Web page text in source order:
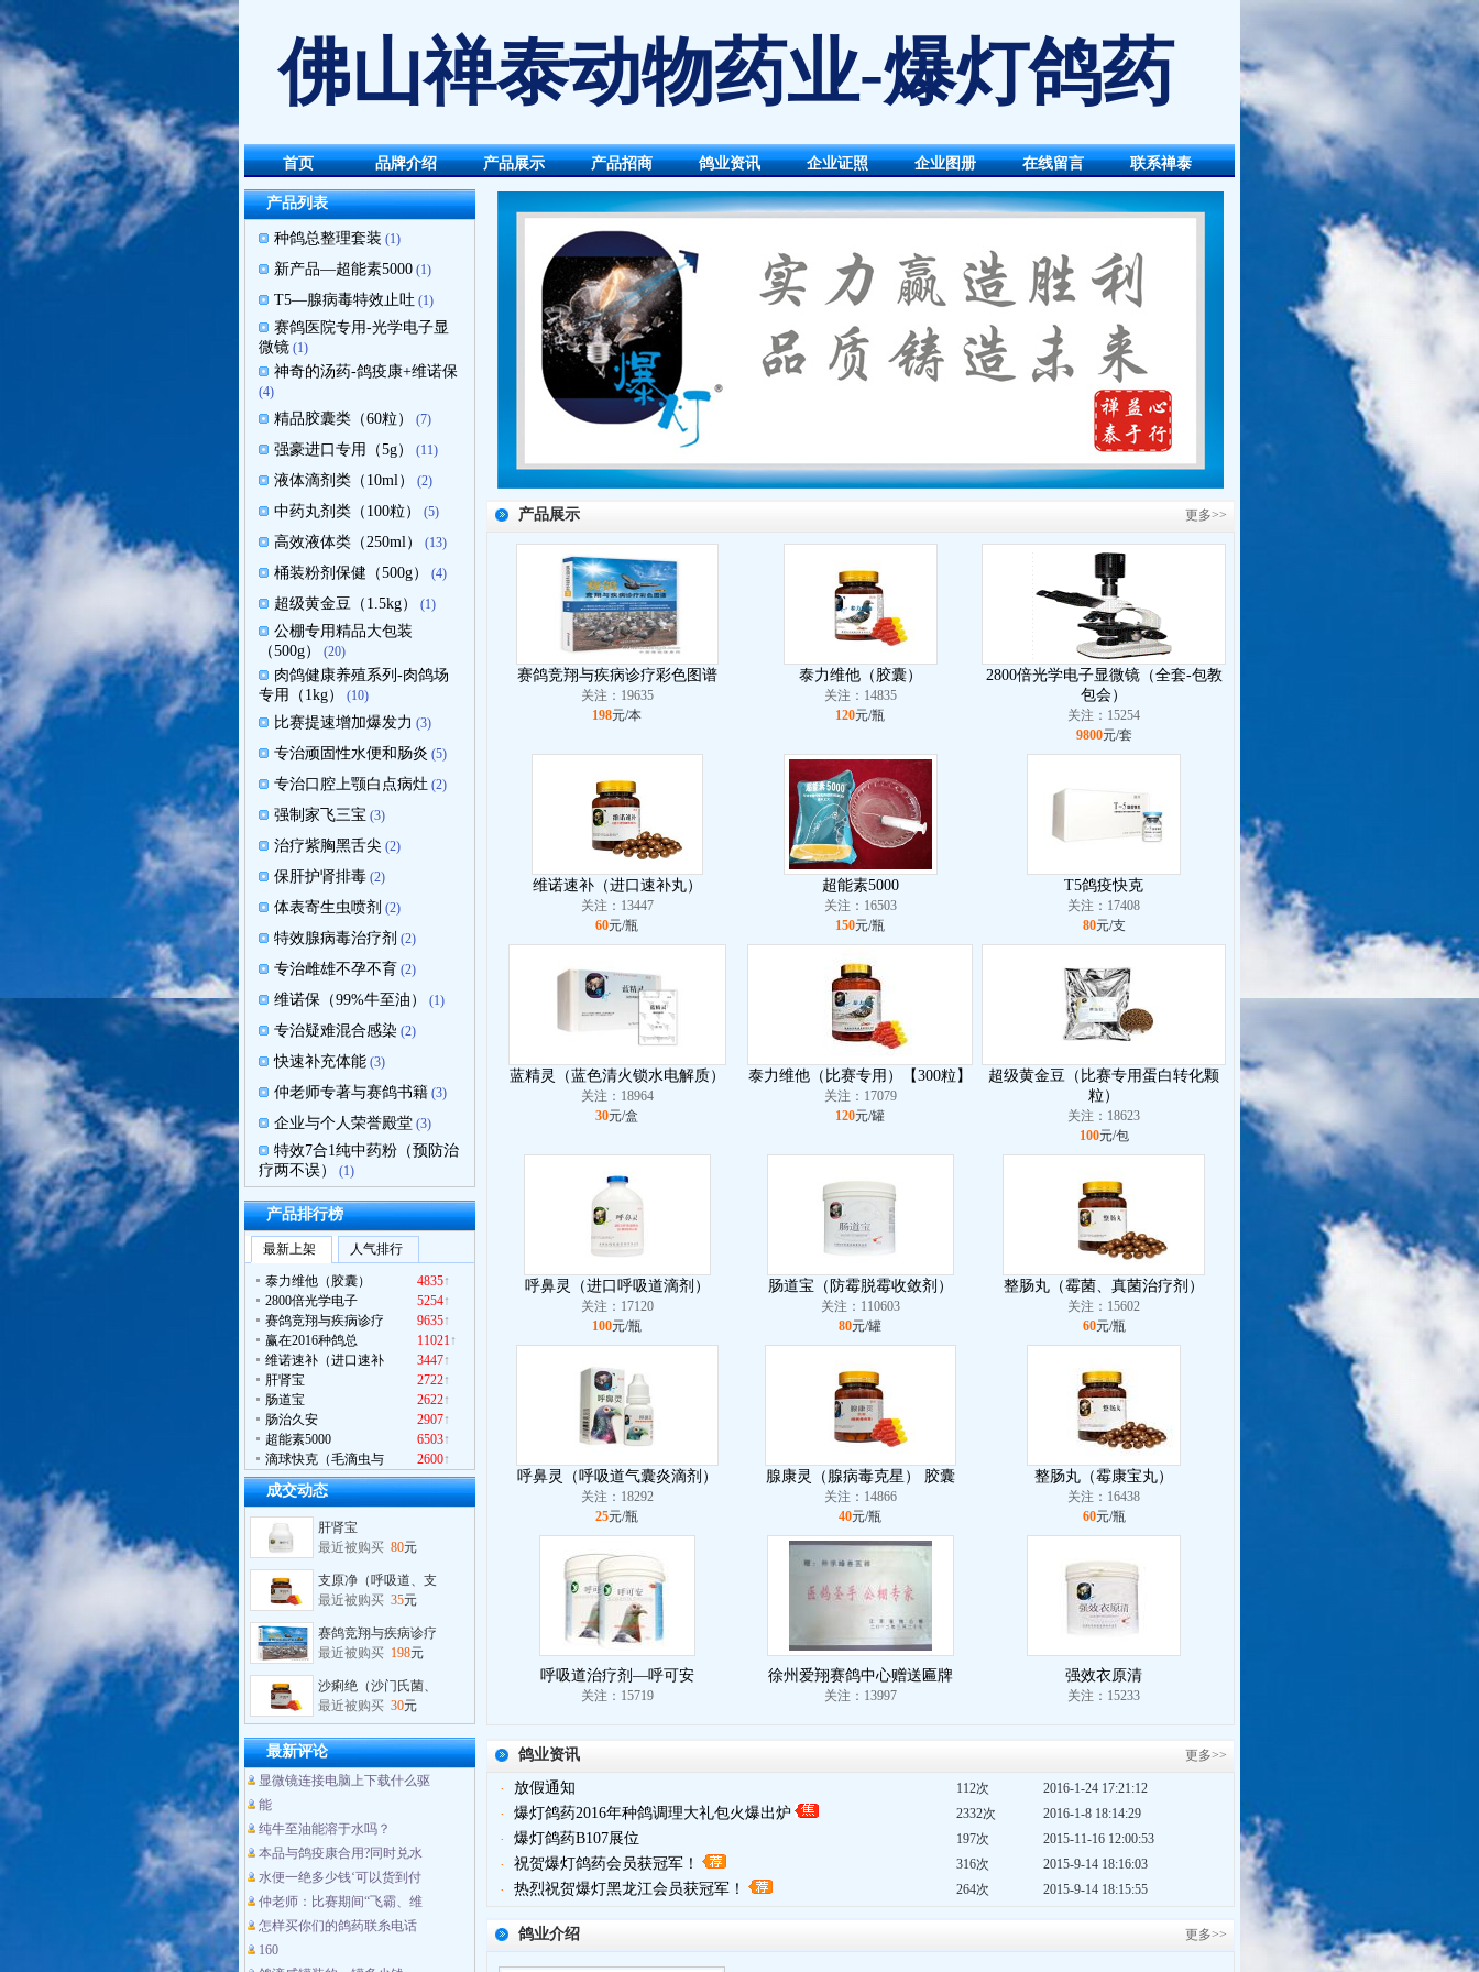
佛山禅泰动物药业-爆灯鸽药
首页 品牌介绍 产品展示 产品招商 鸽业资讯 企业证照 企业图册 在线留言 联系禅泰
产品列表
种鸽总整理套装 (1)
新产品—超能素5000 (1)
T5—腺病毒特效止吐 (1)
赛鸽医院专用-光学电子显
微镜 (1)
神奇的汤药-鸽疫康+维诺保
(4)
精品胶囊类（60粒） (7)
强豪进口专用（5g） (11)
液体滴剂类（10ml） (2)
中药丸剂类（100粒） (5)
高效液体类（250ml） (13)
桶装粉剂保健（500g） (4)
超级黄金豆（1.5kg） (1)
公棚专用精品大包装
（500g）
(20)
肉鸽健康养殖系列-肉鸽场
专用（1kg）
(10)
比赛提速增加爆发力 (3)
专治顽固性水便和肠炎 (5)
专治口腔上颚白点病灶 (2)
强制家飞三宝 (3)
治疗紫胸黑舌尖 (2)
保肝护肾排毒 (2)
体表寄生虫喷剂 (2)
特效腺病毒治疗剂 (2)
专治雌雄不孕不育 (2)
维诺保（99%牛至油） (1)
专治疑难混合感染 (2)
快速补充体能 (3)
仲老师专著与赛鸽书籍 (3)
企业与个人荣誉殿堂 (3)
特效7合1纯中药粉（预防治
疗两不误）
(1)
产品排行榜
最新上架 人气排行
泰力维他（胶囊） 4835↑
2800倍光学电子
5254↑
赛鸽竞翔与疾病诊疗
9635↑
赢在2016种鸽总
11021↑
维诺速补（进口速补
3447↑
肝肾宝
2722↑
肠道宝
2622↑
肠治久安
2907↑
超能素5000
6503↑
滴球快克（毛滴虫与
2600↑
成交动态
维诺保（纯牛至油产
最近被购买
元
肝肾宝
最近被购买 80元
支原净（呼吸道、支
赛鸽竞翔与疾病诊疗
沙痢绝（沙门氏菌、
超级黄金豆（比赛专
蓝精灵（蓝色清火锁
最近被购买 30元
最近被购买
维诺保
最近被购买 180元
维诺保（纯牛至油产
最近被购买 180元
最新评论
显微镜连接电脑上下载什么驱
能
纯牛至油能溶于水吗？
本品与鸽疫康合用?同时兑水
水便一绝多少钱‘可以货到付
仲老师：比赛期间“飞霸、维
怎样买你们的鸽药联糸电话
160
产品展示 更多>>
赛鸽竞翔与疾病诊疗彩色图谱
关注：19635
198元/本
泰力维他（胶囊）
关注：14835
120元/瓶
2800倍光学电子显微镜（全套-包教
包会）
关注：15254
9800元/套
维诺速补（进口速补丸）
关注：13447
60元/瓶
超能素5000
关注：16503
150元/瓶
T5鸽疫快克
关注：17408
80元/支
蓝精灵（蓝色清火锁水电解质）
关注：18964
30元/盒
泰力维他（比赛专用）【300粒】
关注：17079
120元/罐
超级黄金豆（比赛专用蛋白转化颗
粒）
关注：18623
100元/包
呼鼻灵（进口呼吸道滴剂）
关注：17120
100元/瓶
肠道宝（防霉脱霉收敛剂）
关注：110603
80元/罐
整肠丸（霉菌、真菌治疗剂）
关注：15602
60元/瓶
呼鼻灵（呼吸道气囊炎滴剂）
关注：18292
25元/瓶
腺康灵（腺病毒克星） 胶囊
关注：14866
40元/瓶
整肠丸（霉康宝丸）
关注：16438
60元/瓶
呼吸道治疗剂—呼可安
关注：15719
徐州爱翔赛鸽中心赠送匾牌
关注：13997
强效衣原清
关注：15233
鸽业资讯 更多>>
· 放假通知 112次 2016-1-24 17:21:12
· 爆灯鸽药2016年种鸽调理大礼包火爆出炉 2332次 2016-1-8 18:14:29
· 爆灯鸽药B107展位 197次 2015-11-16 12:00:53
· 祝贺爆灯鸽药会员获冠军！ 316次 2015-9-14 18:16:03
· 热烈祝贺爆灯黑龙江会员获冠军！ 264次 2015-9-14 18:15:55
鸽业介绍 更多>>